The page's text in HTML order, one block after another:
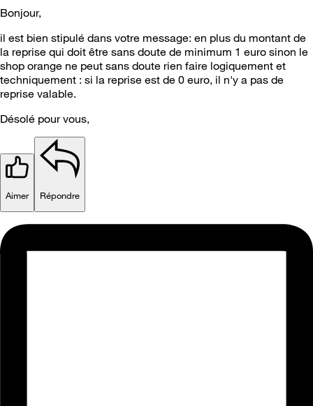
Bonjour,
il est bien stipulé dans votre message: en plus du montant de
la reprise qui doit être sans doute de minimum 1 euro sinon le
shop orange ne peut sans doute rien faire logiquement et
techniquement : si la reprise est de 0 euro, il n'y a pas de
reprise valable.
Désolé pour vous,
Aimer Répondre